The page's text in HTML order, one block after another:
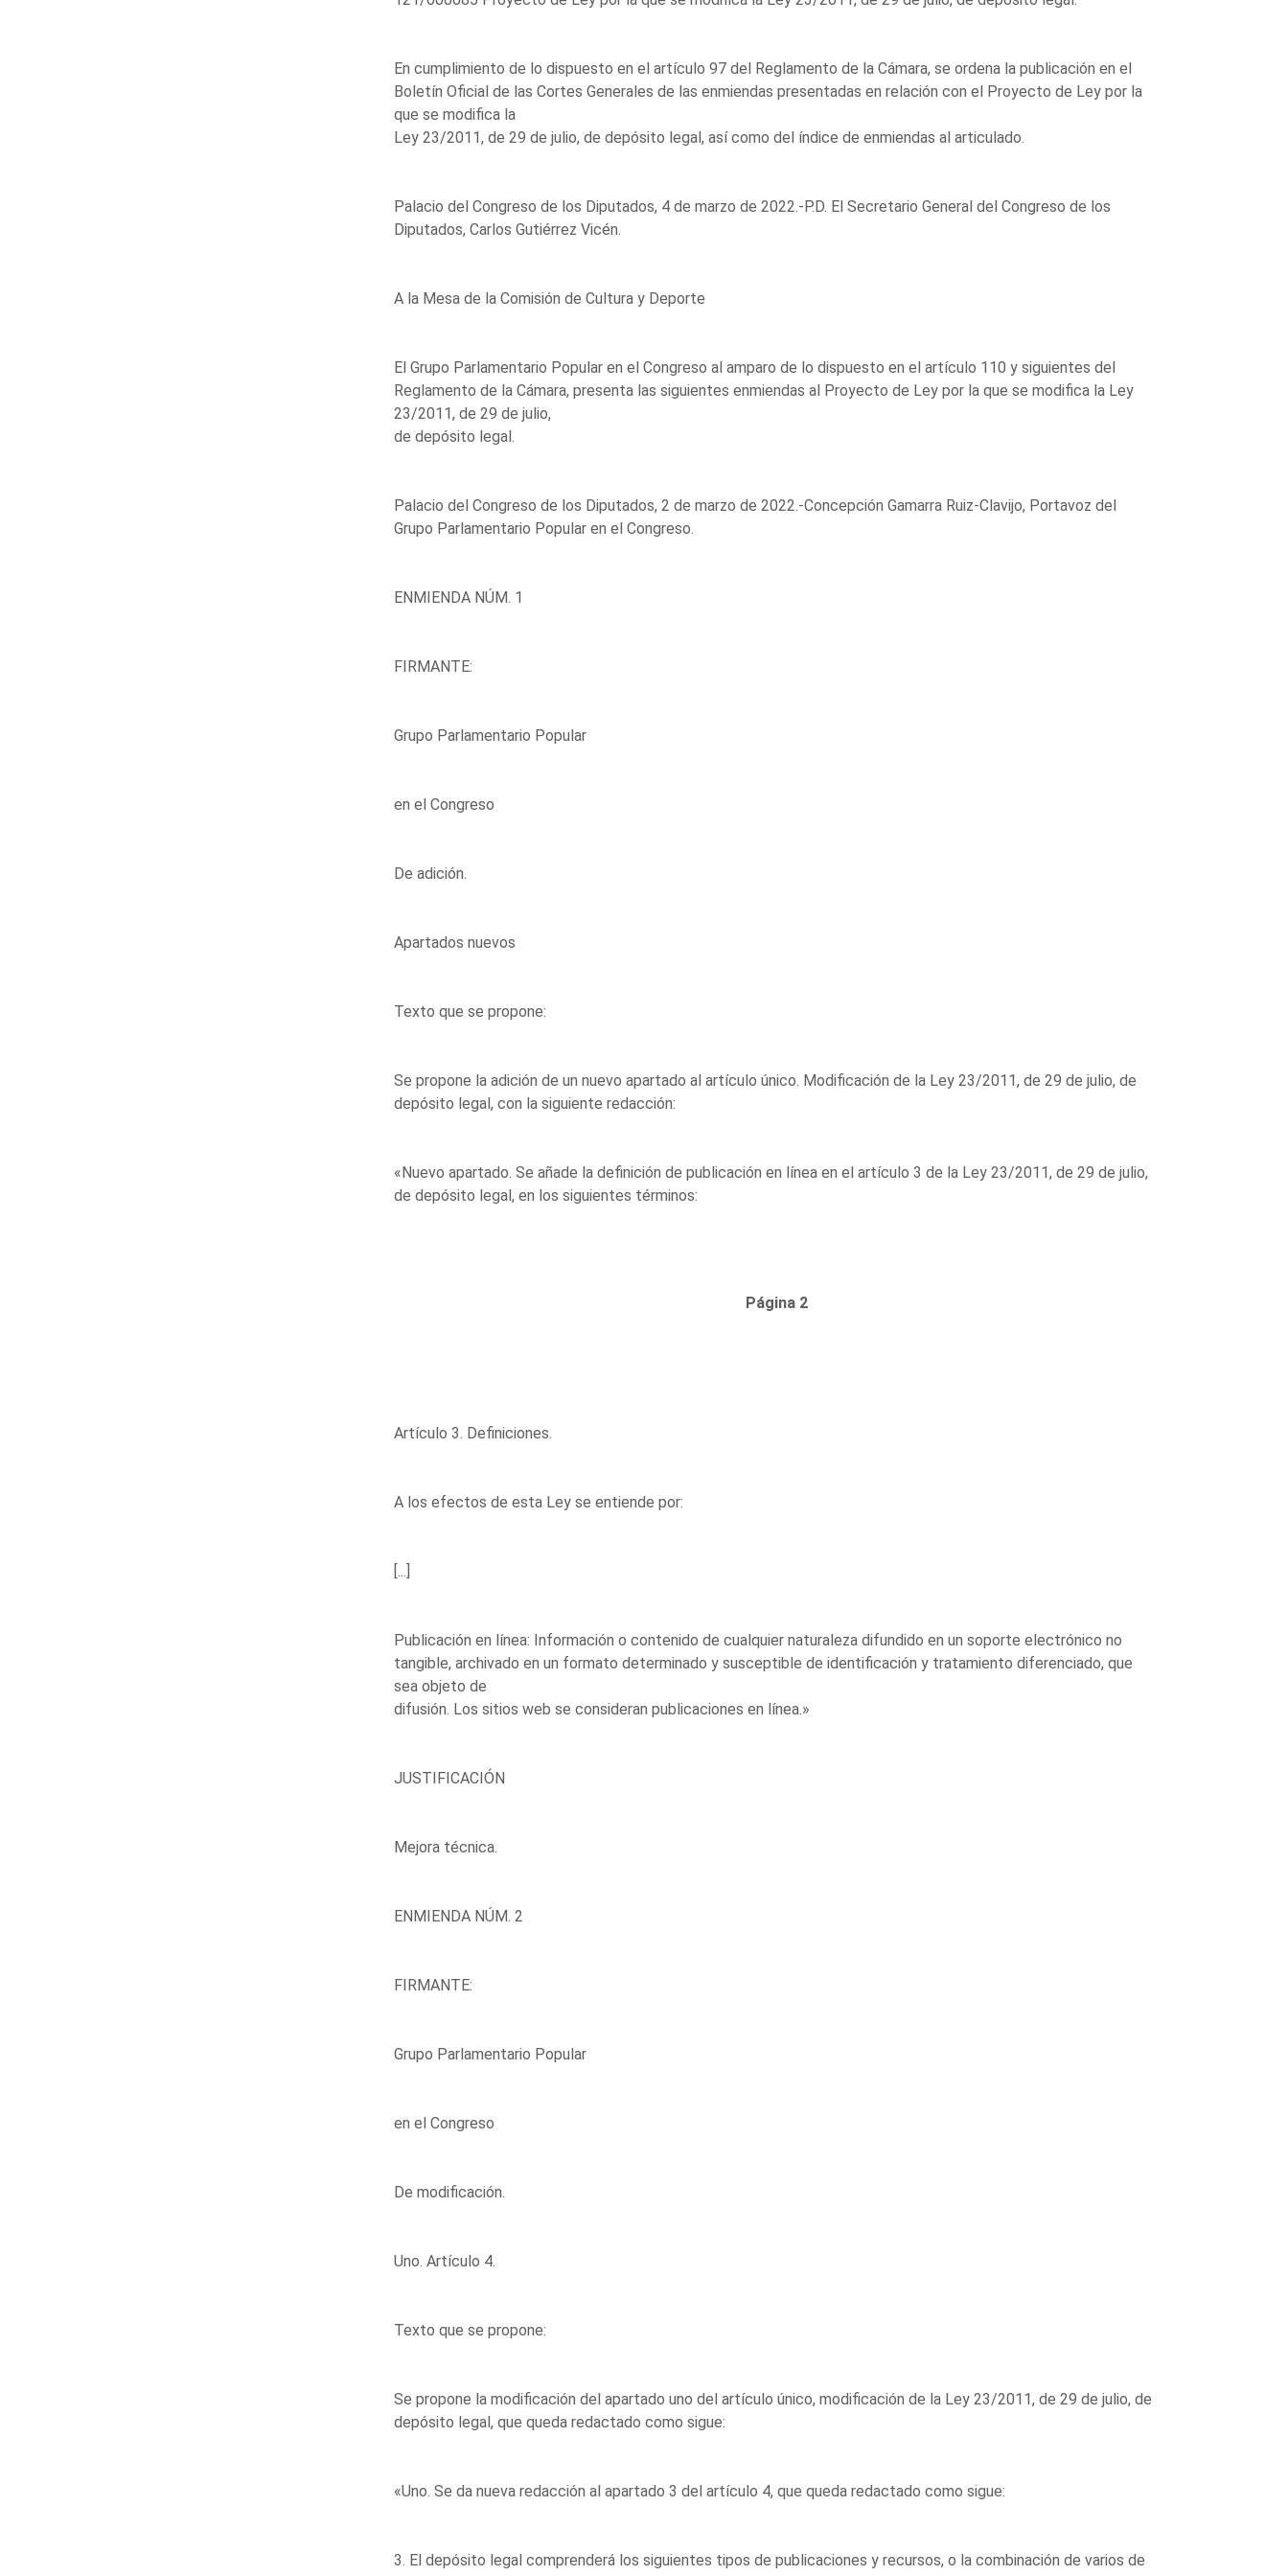
En cumplimiento de lo dispuesto en el artículo 97 del Reglamento de la Cámara, se ordena la publicación en el
Boletín Oficial de las Cortes Generales de las enmiendas presentadas en relación con el Proyecto de Ley por la
que se modifica la
Ley 23/2011, de 29 de julio, de depósito legal, así como del índice de enmiendas al articulado.
Palacio del Congreso de los Diputados, 4 de marzo de 2022.-P.D. El Secretario General del Congreso de los
Diputados, Carlos Gutiérrez Vicén.
A la Mesa de la Comisión de Cultura y Deporte
El Grupo Parlamentario Popular en el Congreso al amparo de lo dispuesto en el artículo 110 y siguientes del
Reglamento de la Cámara, presenta las siguientes enmiendas al Proyecto de Ley por la que se modifica la Ley
23/2011, de 29 de julio,
de depósito legal.
Palacio del Congreso de los Diputados, 2 de marzo de 2022.-Concepción Gamarra Ruiz-Clavijo, Portavoz del
Grupo Parlamentario Popular en el Congreso.
ENMIENDA NÚM. 1
FIRMANTE:
Grupo Parlamentario Popular
en el Congreso
De adición.
Apartados nuevos
Texto que se propone:
Se propone la adición de un nuevo apartado al artículo único. Modificación de la Ley 23/2011, de 29 de julio, de
depósito legal, con la siguiente redacción:
«Nuevo apartado. Se añade la definición de publicación en línea en el artículo 3 de la Ley 23/2011, de 29 de julio,
de depósito legal, en los siguientes términos:
Página 2
Artículo 3. Definiciones.
A los efectos de esta Ley se entiende por:
[...]
Publicación en línea: Información o contenido de cualquier naturaleza difundido en un soporte electrónico no
tangible, archivado en un formato determinado y susceptible de identificación y tratamiento diferenciado, que
sea objeto de
difusión. Los sitios web se consideran publicaciones en línea.»
JUSTIFICACIÓN
Mejora técnica.
ENMIENDA NÚM. 2
FIRMANTE:
Grupo Parlamentario Popular
en el Congreso
De modificación.
Uno. Artículo 4.
Texto que se propone:
Se propone la modificación del apartado uno del artículo único, modificación de la Ley 23/2011, de 29 de julio, de
depósito legal, que queda redactado como sigue:
«Uno. Se da nueva redacción al apartado 3 del artículo 4, que queda redactado como sigue:
3. El depósito legal comprenderá los siguientes tipos de publicaciones y recursos, o la combinación de varios de